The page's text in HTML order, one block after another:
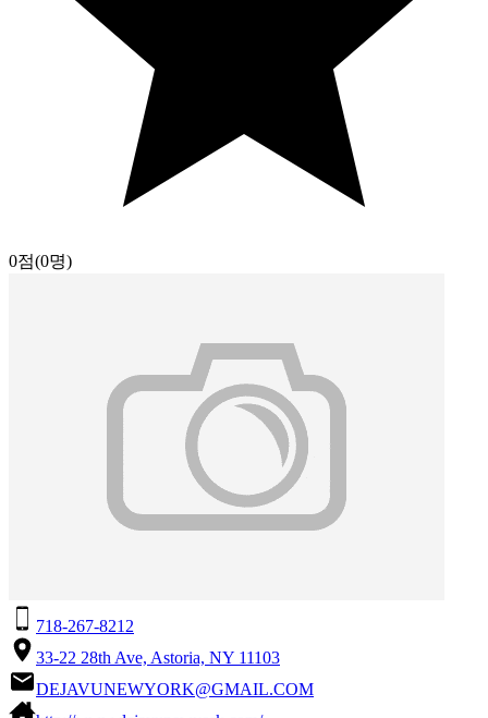
0점(0명)
718-267-8212
33-22 28th Ave, Astoria, NY 11103
DEJAVUNEWYORK@GMAIL.COM